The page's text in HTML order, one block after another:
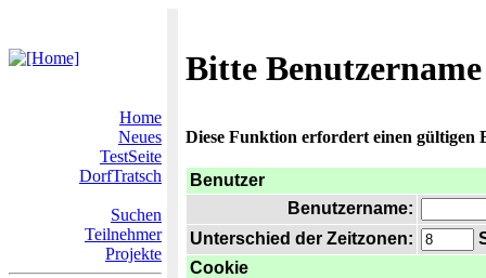
Bitte
Home
Neues
TestSeite
DorfTratsch
Suchen
Teilnehmer
Projekte
Diese Funktion erfordert einen gültigen
Benutzer
Benutzername:
Unterschied der Zeitzonen:
Cookie